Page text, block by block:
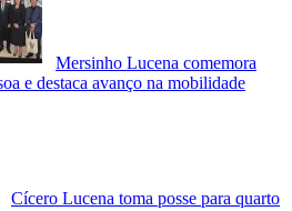
Mersinho Lucena comemora
e destaca avanço na mobilidade
Cícero Lucena toma posse para quarto